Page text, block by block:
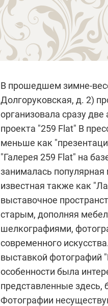
В прошедшем зимне-
Долгоруковская, д. 2)
организовала сразу
проекта "259 Flat" В
меньше как
"Галерея 259 Flat" на
занималась
известная также как
выставочное
старым, дополняя
шелкографиями,
современного
выставкой фотографий
особенности была
представленные
Фотографии